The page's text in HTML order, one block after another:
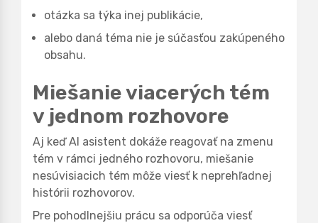
otázka sa týka inej publikácie,
alebo daná téma nie je súčasťou zakúpeného
obsahu.
Miešanie viacerých tém
v jednom rozhovore
Aj keď AI asistent dokáže reagovať na zmenu
tém v rámci jedného rozhovoru, miešanie
nesúvisiacich tém môže viesť k neprehľadnej
histórii rozhovorov.
Pre pohodlnejšiu prácu sa odporúča viesť